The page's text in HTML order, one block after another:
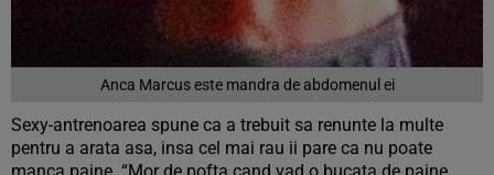
Anca Marcus este mandra de abdomenul ei
Sexy-antrenoarea spune ca a trebuit sa renunte la multe
pentru a arata asa, insa cel mai rau ii pare ca nu poate